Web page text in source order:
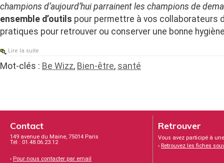
champions d’aujourd’hui parrainent les champions de
ensemble d’outils pour permettre à vos collaborateurs
pratiques pour retrouver ou conserver une bonne
Lire la suite
Mot-clés : Be Wizz, Bien-être, santé
Contact
149 avenue du Maine, 75014 Paris
Tél : 01.48.06.23.12
› Pour nous contacter par email
Retrouver
Vous avez participé à
› Retrouvez les fiches